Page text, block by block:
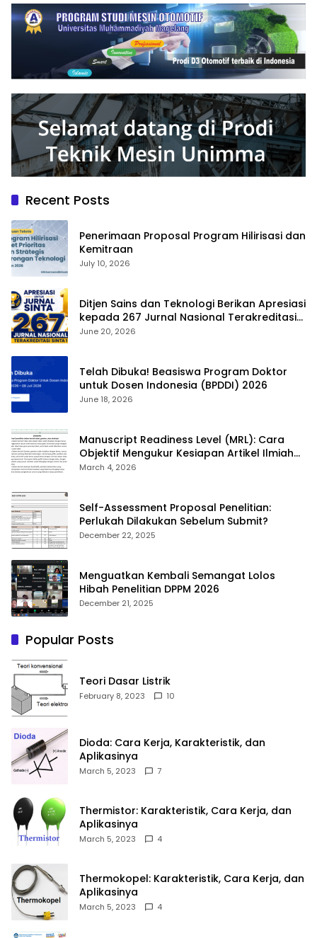
Recent Posts
Penerimaan Proposal Program Hilirisasi dan
Kemitraan
July 10, 2026
Ditjen Sains dan Teknologi Berikan Apresiasi
kepada 267 Jurnal Nasional Terakreditasi
SINTA 1
June 20, 2026
Telah Dibuka! Beasiswa Program Doktor
untuk Dosen Indonesia (BPDDI) 2026
June 18, 2026
Manuscript Readiness Level (MRL): Cara
Objektif Mengukur Kesiapan Artikel Ilmiah
Anda
March 4, 2026
Self-Assessment Proposal Penelitian:
Perlukah Dilakukan Sebelum Submit?
December 22, 2025
Menguatkan Kembali Semangat Lolos
Hibah Penelitian DPPM 2026
December 21, 2025
Popular Posts
Teori Dasar Listrik
February 8, 2023 10
Dioda: Cara Kerja, Karakteristik, dan
Aplikasinya
March 5, 2023 7
Thermistor: Karakteristik, Cara Kerja, dan
Aplikasinya
March 5, 2023 4
Thermokopel: Karakteristik, Cara Kerja, dan
Aplikasinya
March 5, 2023 4